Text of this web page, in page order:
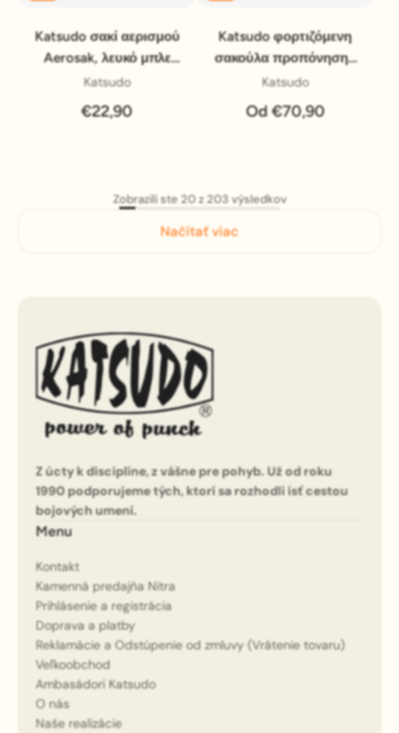
Katsudo σακί αερισμού
Aerosak, λευκό μπλε
κόκκινο
Katsudo
€22,90
Katsudo φορτιζόμενη
σακούλα προπόνησης
Wrestler
Katsudo
Od €70,90
Zobrazili ste 20 z 203 výsledkov
Načítať viac
Z úcty k disciplíne, z vášne pre pohyb. Už od roku
1990 podporujeme tých, ktorí sa rozhodli ísť cestou
bojových umení.
Menu
Kontakt
Kamenná predajňa Nitra
Prihlásenie a registrácia
Doprava a platby
Reklamácie a Odstúpenie od zmluvy (Vrátenie tovaru)
Veľkoobchod
Ambasádori Katsudo
O nás
Naše realizácie